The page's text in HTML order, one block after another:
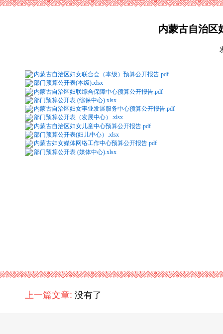
内蒙古自治区
内蒙古自治区妇女联合会（本级）预算公开报告.pdf
部门预算公开表(本级).xlsx
内蒙古自治区妇联综合保障中心预算公开报告.pdf
部门预算公开表 (综保中心).xlsx
内蒙古自治区妇女事业发展服务中心预算公开报告.pdf
部门预算公开表（发展中心）.xlsx
内蒙古自治区妇女儿童中心预算公开报告.pdf
部门预算公开表(妇儿中心）.xlsx
内蒙古妇女媒体网络工作中心预算公开报告.pdf
部门预算公开表 (媒体中心).xlsx
上一篇文章: 没有了